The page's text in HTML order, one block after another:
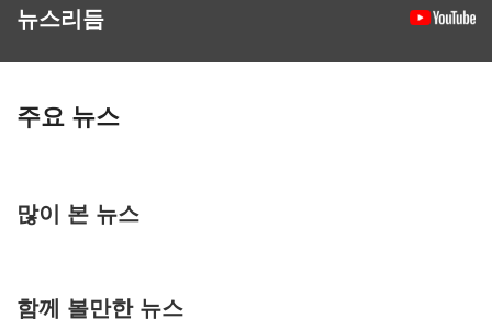
뉴스리듬
주요 뉴스
많이 본 뉴스
함께 볼만한 뉴스